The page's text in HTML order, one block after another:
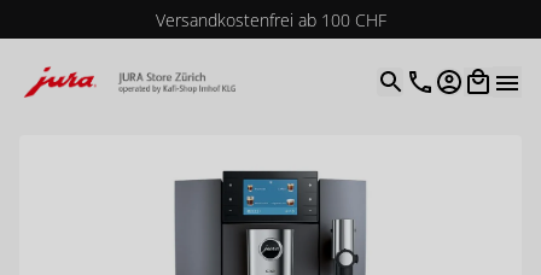
Versandkostenfrei ab 100 CHF
4.9| 5.0 Google
Open